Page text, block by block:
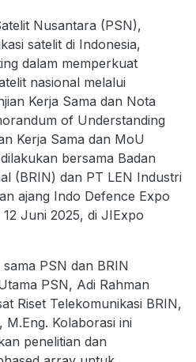
Nusantara (PSN),
satelit di Indonesia,
dalam memperkuat
nasional melalui
Kerja Sama dan Nota
of Understanding
Kerja Sama dan MoU
bersama Badan
(BRIN) dan PT LEN Industri
ajang Indo Defence Expo
Juni 2025, di JIExpo
PSN dan BRIN
PSN, Adi Rahman
Riset Telekomunikasi BRIN,
Kolaborasi ini
penelitian dan